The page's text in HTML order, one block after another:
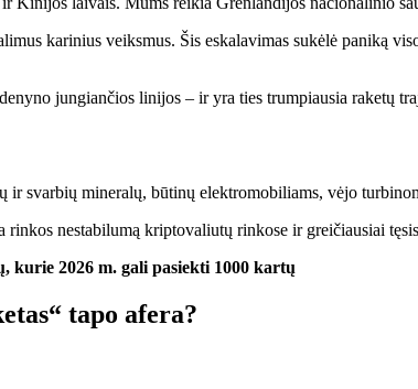
karinius veiksmus. Šis eskalavimas sukėlė paniką
jungiančios linijos – ir yra ties trumpiausia raketų
svarbių mineralų, būtinų elektromobiliams, vėjo
nestabilumą kriptovaliutų rinkose ir greičiausiai
2026 m. gali pasiekti 1000 kartų
tapo afera?